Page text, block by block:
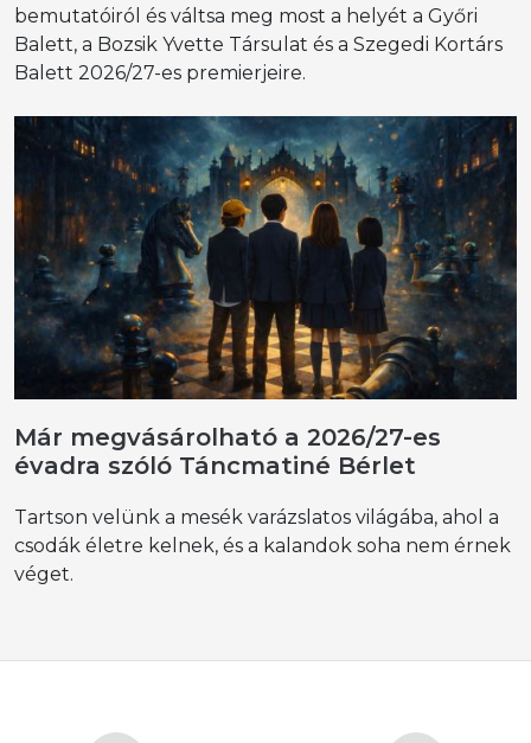
bemutatóiról és váltsa meg most a helyét a Győri
Balett, a Bozsik Yvette Társulat és a Szegedi Kortárs
Balett 2026/27-es premierjeire.
Már megvásárolható a 2026/27-es
évadra szóló Táncmatiné Bérlet
Tartson velünk a mesék varázslatos világába, ahol a
csodák életre kelnek, és a kalandok soha nem érnek
véget.